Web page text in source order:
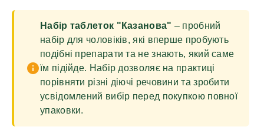
info
Набір таблеток "Казанова" – пробний
набір для чоловіків, які вперше пробують
подібні препарати та не знають, який саме
їм підійде. Набір дозволяє на практиці
порівняти різні діючі речовини та зробити
усвідомлений вибір перед покупкою повної
упаковки.